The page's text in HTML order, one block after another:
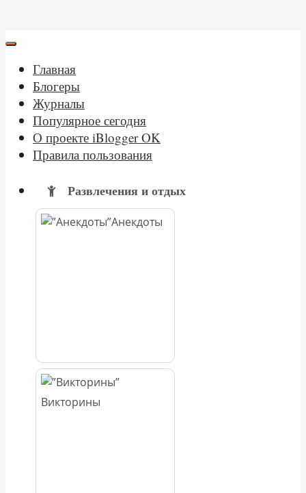
Главная
Блогеры
Журналы
Популярное сегодня
О проекте iBlogger OK
Правила пользования
Развлечения и отдых
Анекдоты
Викторины